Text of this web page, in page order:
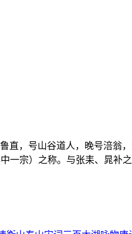
鲁直，号山谷道人，晚号涪
一宗）之称。与张耒、晁补